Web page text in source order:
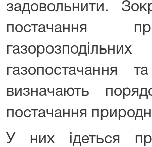
задовольнити.
постачання
газопостачання
визначають
постачання
У них ідеться